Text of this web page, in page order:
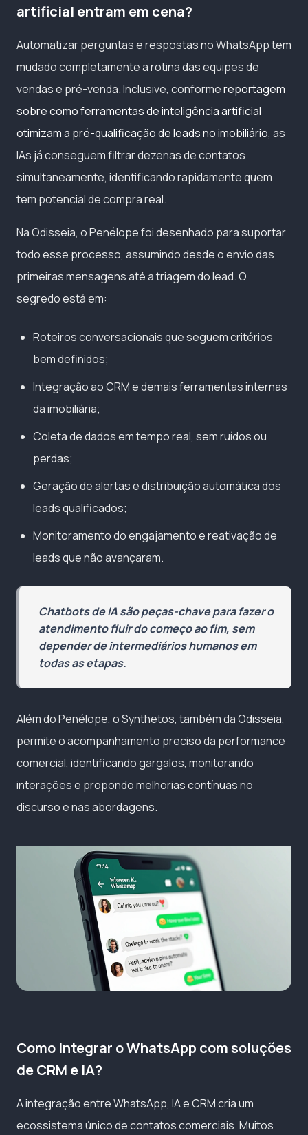
artificial entram em cena?
Automatizar perguntas e respostas no WhatsApp tem
mudado completamente a rotina das equipes de
vendas e pré-venda. Inclusive, conformereportagem
sobre como ferramentas de inteligência artificial
otimizam a pré-qualificação de leads no imobiliário, as
IAs já conseguem filtrar dezenas de contatos
simultaneamente, identificando rapidamente quem
tem potencial de compra real.
Na Odisseia, o Penélope foi desenhado para suportar
todo esse processo, assumindo desde o envio das
primeiras mensagens até a triagem do lead. O
segredo está em:
Roteiros conversacionais que seguem critérios
bem definidos;
Integração ao CRM e demais ferramentas internas
da imobiliária;
Coleta de dados em tempo real, sem ruídos ou
perdas;
Geração de alertas e distribuição automática dos
leads qualificados;
Monitoramento do engajamento e reativação de
leads que não avançaram.
Chatbots de IA são peças-chave para fazer o
atendimento fluir do começo ao fim, sem
depender de intermediários humanos em
todas as etapas.
Além do Penélope, o Synthetos, também da Odisseia,
permite o acompanhamento preciso da performance
comercial, identificando gargalos, monitorando
interações e propondo melhorias contínuas no
discurso e nas abordagens.
Como integrar o WhatsApp com soluções
de CRM e IA?
A integração entre WhatsApp, IA e CRM cria um
ecossistema único de contatos comerciais. Muitos